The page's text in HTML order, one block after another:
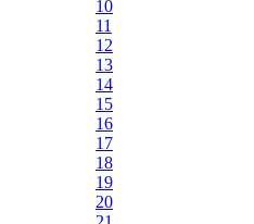
10
11
12
13
14
15
16
17
18
19
20